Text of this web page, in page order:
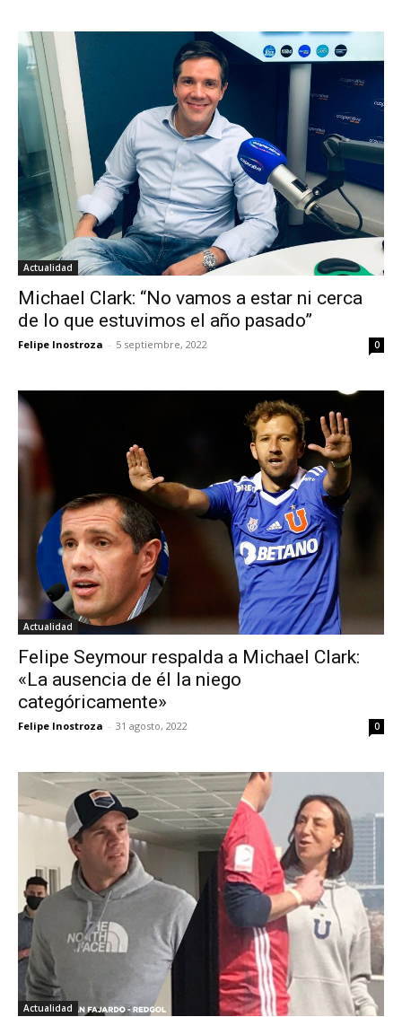
Actualidad
Michael Clark: “No vamos a estar ni cerca
de lo que estuvimos el año pasado”
Felipe Inostroza - 5 septiembre, 2022 0
Actualidad
Felipe Seymour respalda a Michael Clark:
«La ausencia de él la niego
categóricamente»
Felipe Inostroza - 31 agosto, 2022 0
Actualidad